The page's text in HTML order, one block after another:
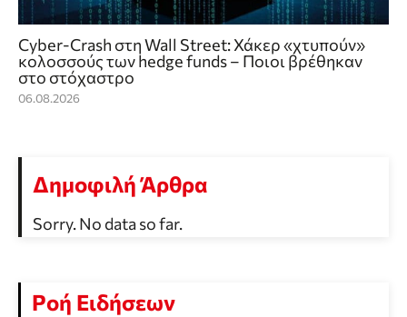
Cyber-Crash στη Wall Street: Χάκερ «χτυπούν»
κολοσσούς των hedge funds – Ποιοι βρέθηκαν
στο στόχαστρο
06.08.2026
Δημοφιλή Άρθρα
Sorry. No data so far.
Ροή Ειδήσεων